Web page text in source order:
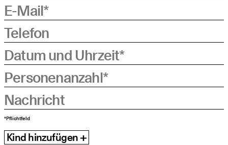
E-Mail*
Telefon
Datum und Uhrzeit*
Personenanzahl*
Nachricht
*Pflichtfeld
Kind hinzufügen